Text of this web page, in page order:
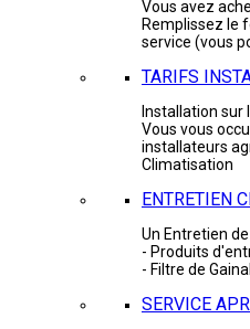
Vous avez
Remplissez le
service (vous
TARIFS
Installation sur
Vous vous
installateurs
Climatisation
ENTRETIEN
Un Entretien
- Produits
- Filtre de
SERVICE